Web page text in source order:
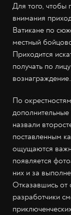
Для того, чтобы
внимания
Ватикане по
местный
Приходится
получать по
вознаграждение.
По
дополнительные
назвали
поставленным
ощущаются
появляется
них и за
Отказавшись от
разработчики